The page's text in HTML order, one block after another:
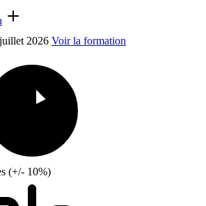
2026 Voir la formation
(+/- 10%)